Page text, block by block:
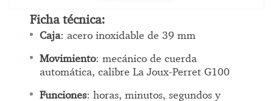
Ficha técnica:
Caja: acero inoxidable de 39 mm
Movimiento: mecánico de cuerda
automática, calibre La Joux-Perret G100
Funciones: horas, minutos, segundos y